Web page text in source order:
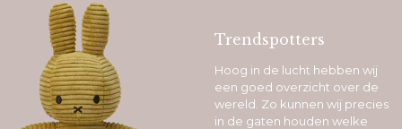
Trendspotters
Hoog in de lucht hebben wij
een goed overzicht over de
wereld. Zo kunnen wij precies
in de gaten houden welke